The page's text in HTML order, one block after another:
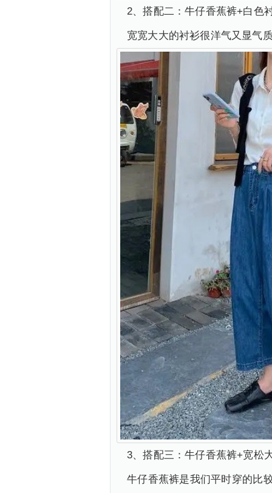
2、搭配二：牛仔香蕉裤+白色
宽宽大大的衬衫很洋气又显气
3、搭配三：牛仔香蕉裤+宽松
牛仔香蕉裤是我们平时穿的比